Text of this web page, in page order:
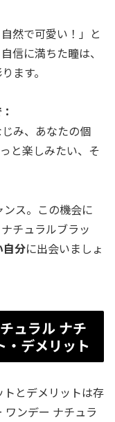
然で可愛い！」と
信に満ちた瞳は、
ます。
み、あなたの個
と楽しみたい、そ
ンス。この機会に
チュラルブラッ
自分に出会いましょ
ュラル ナチ
・デメリット
とデメリットは存
ワンデー ナチュラ